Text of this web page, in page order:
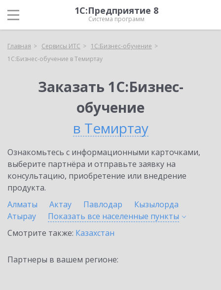
1С:Предприятие 8
Система программ
Главная Сервисы ИТС
1С:Бизнес-обучение
1С:Бизнес-обучение в Темиртау
Заказать 1С:Бизнес-
обучение
в Темиртау
Ознакомьтесь с информационными карточками,
выберите партнёра и отправьте заявку на
консультацию, приобретение или внедрение
продукта.
Алматы
Актау Павлодар
Кызылорда
Атырау
Показать все населенные пункты
Смотрите также: Казахстан
Партнеры в вашем регионе: